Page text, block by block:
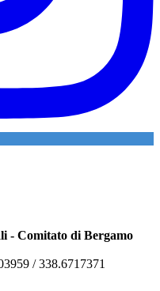
- Comitato di Bergamo
/ 338.6717371